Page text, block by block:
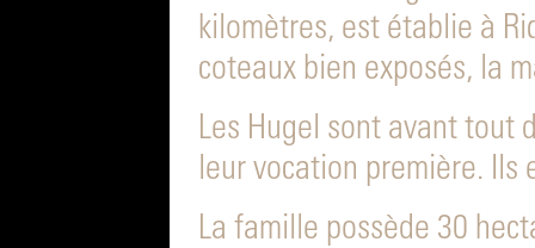
kilomètres, est établie à
coteaux bien exposés, la
Les Hugel sont avant tout
leur vocation première. Ils
La famille possède 30